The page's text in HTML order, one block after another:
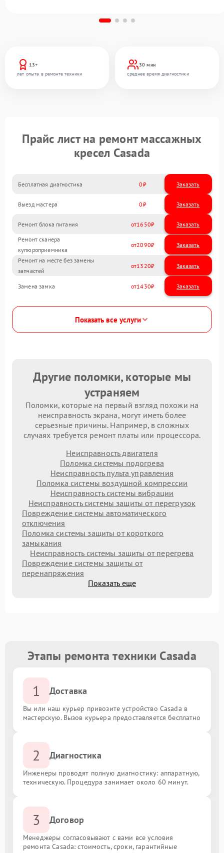
13+
лет опыта в ремонте техники
30 мин
среднее время диагностики
Прайс лист на ремонт массажных
кресел Casada
Бесплатная диагностика 0 Заказать
Выезд мастера 0 Заказать
Ремонт блока питания 1650
Ремонт сканера
купюроприемника
2090
Ремонт на месте без замены
запчастей
1320
Замена замка 1430
Показать все услуги
Другие поломки, которые мы
устраняем
Поломки, которые на первый взгляд похожи на
неисправность экрана, могут иметь более
серьезные причины. Например, в сложных
случаях требуется ремонт платы или процессора.
Неисправность двигателя
Поломка системы подогрева
Неисправность пульта управления
Поломка системы воздушной компрессии
Неисправность системы вибрации
Неисправность системы защиты от перегрузок
Повреждение системы автоматического
отключения
Поломка системы защиты от короткого
замыкания
Неисправность системы защиты от перегрева
Повреждение системы защиты от
перенапряжения
Показать еще
Этапы ремонта техники Casada
1 Доставка
Вы или наш курьер привозите устройство Casada в
мастерскую. Вызов курьера предоставляется бесплатно
2 Диагностика
Инженеры проводят полную диагностику: аппаратную,
техническую. Процедура занимает около 60 минут.
3 Договор
Менеджеры согласовывают с вами все условия
ремонта Casada: стоимость, сроки, гарантийные